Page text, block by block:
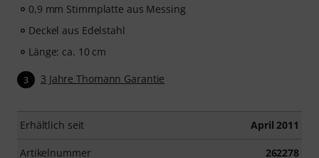
0,9 mm Stimmplatte aus Messing
Deckel aus Edelstahl
Länge: ca. 10 cm
3 3 Jahre Thomann Garantie
Erhältlich seit April 2011
Artikelnummer 262278